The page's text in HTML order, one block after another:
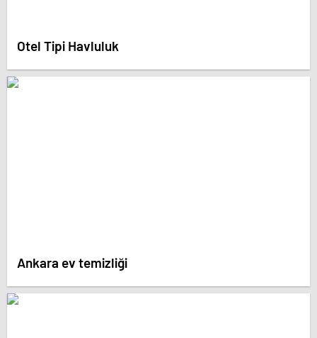
Otel Tipi Havluluk
Ankara ev temizliği